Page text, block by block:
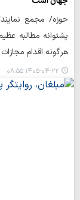
حوزه/ مجمع
پشتوانه مطالبه
هرگونه اقدام مجازات
۱۴۰۵-۰۴-۲۲ ۰۸:۵۵